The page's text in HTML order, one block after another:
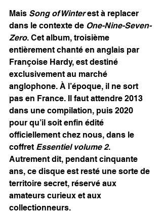
Mais Song of Winter est à replacer
dans le contexte de One-Nine-Seven-
Zero. Cet album, troisième
entièrement chanté en anglais par
Françoise Hardy, est destiné
exclusivement au marché
anglophone. À l’époque, il ne sort
pas en France. Il faut attendre 2013
dans une compilation, puis 2020
pour qu’il soit enfin édité
officiellement chez nous, dans le
coffret Essentiel volume 2.
Autrement dit, pendant cinquante
ans, ce disque est resté une sorte de
territoire secret, réservé aux
amateurs curieux et aux
collectionneurs.